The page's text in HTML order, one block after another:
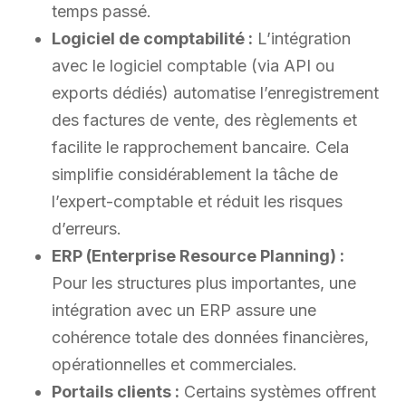
temps passé.
Logiciel de comptabilité : L’intégration
avec le logiciel comptable (via API ou
exports dédiés) automatise l’enregistrement
des factures de vente, des règlements et
facilite le rapprochement bancaire. Cela
simplifie considérablement la tâche de
l’expert-comptable et réduit les risques
d’erreurs.
ERP (Enterprise Resource Planning) :
Pour les structures plus importantes, une
intégration avec un ERP assure une
cohérence totale des données financières,
opérationnelles et commerciales.
Portails clients : Certains systèmes offrent